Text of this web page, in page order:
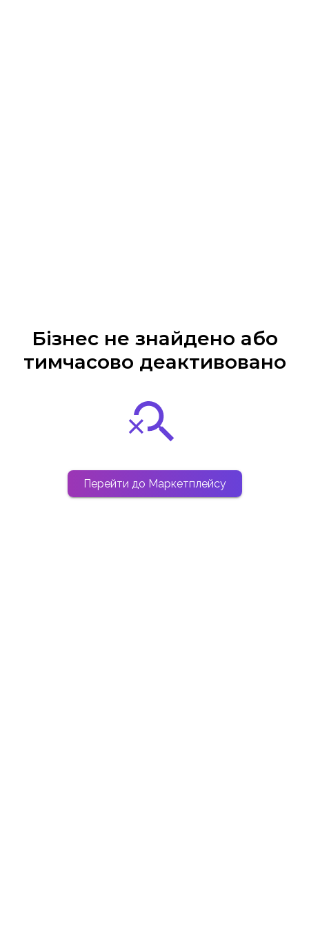
Бізнес не знайдено або
тимчасово деактивовано
Перейти до Маркетплейсу